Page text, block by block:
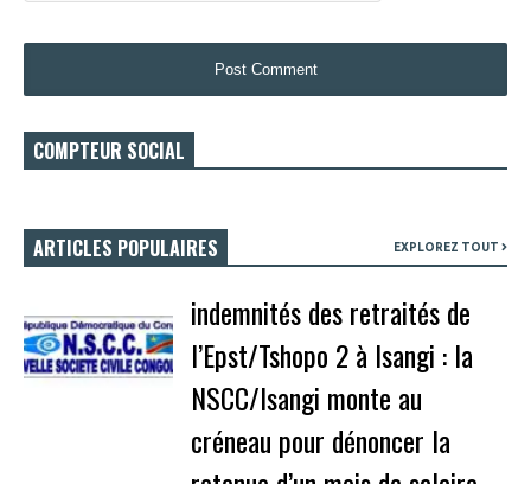
COMPTEUR SOCIAL
ARTICLES POPULAIRES EXPLOREZ TOUT
indemnités des retraités de
l’Epst/Tshopo 2 à Isangi : la
NSCC/Isangi monte au
créneau pour dénoncer la